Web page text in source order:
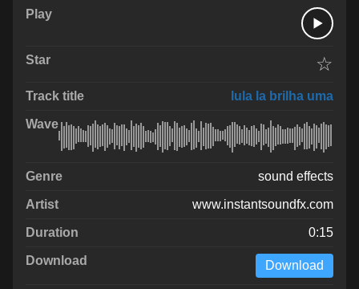
☆
lula la brilha uma
sound effects
www.instantsoundfx.com
0:15
Download